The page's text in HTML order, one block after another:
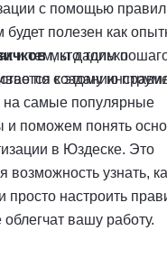
мы дадим
по созданию
на самые популярные
и поможем понять
в Юздеске. Это
возможность узнать,
просто настроить
облегчат вашу работу.
с помощью
будет полезен как
и тем, кто только
к этому